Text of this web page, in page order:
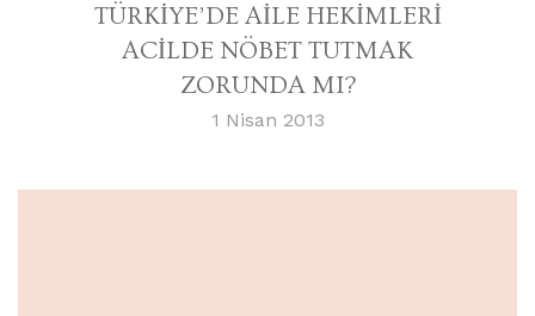
TÜRKİYE’DE AİLE HEKİMLERİ
ACİLDE NÖBET TUTMAK
ZORUNDA MI?
1 Nisan 2013